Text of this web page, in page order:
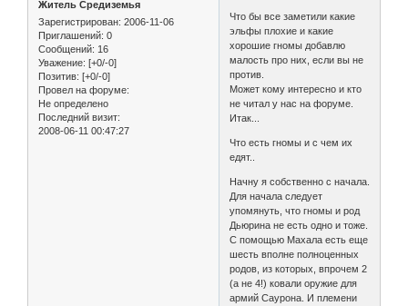
Житель Средиземья
Зарегистрирован: 2006-11-06
Приглашений: 0
Сообщений: 16
Уважение: [+0/-0]
Позитив: [+0/-0]
Провел на форуме:
Не определено
Последний визит:
2008-06-11 00:47:27
Что бы все заметили какие
эльфы плохие и какие
хорошие гномы добавлю
малость про них, если вы не
против.
Может кому интересно и кто
не читал у нас на форуме.
Итак...
Что есть гномы и с чем их
едят..
Начну я собственно с начала.
Для начала следует
упомянуть, что гномы и род
Дьюрина не есть одно и тоже.
С помощью Махала есть еще
шесть вполне полноценных
родов, из которых, впрочем 2
(а не 4!) ковали оружие для
армий Саурона. И племени